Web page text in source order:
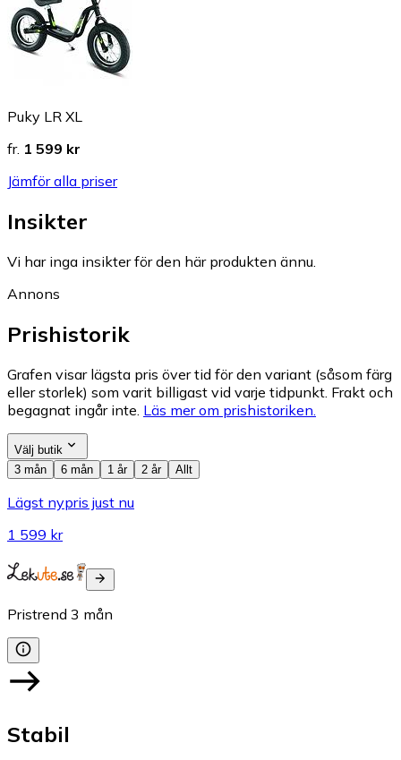
Puky LR XL
fr. 1 599 kr
Jämför alla priser
Insikter
Vi har inga insikter för den här produkten ännu.
Annons
Prishistorik
Grafen visar lägsta pris över tid för den variant (såsom färg
eller storlek) som varit billigast vid varje tidpunkt. Frakt och
begagnat ingår inte. Läs mer om prishistoriken.
Välj butik
3 mån
6 mån 1 år 2 år Allt
Lägst nypris just nu
1 599 kr
Pristrend 3 mån
Stabil